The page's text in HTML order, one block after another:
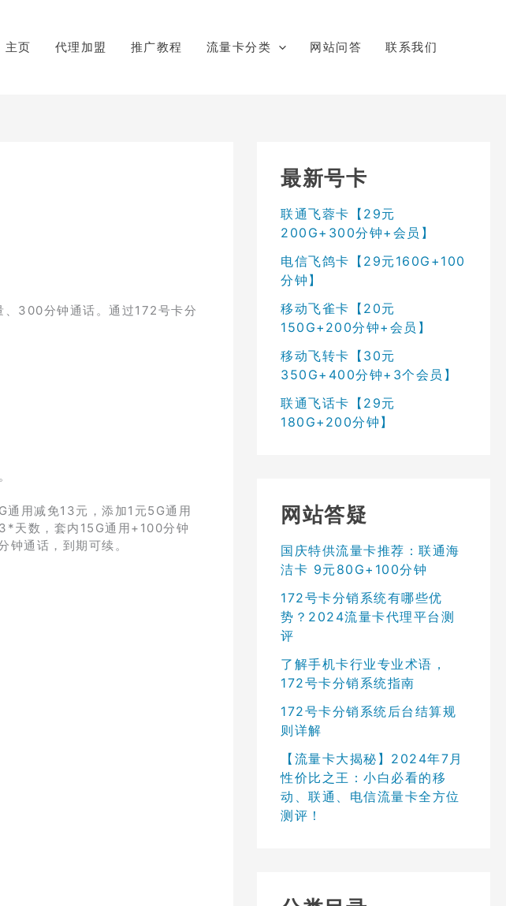
主页 代理加盟 推广教程 流量卡分类 网站问答 联系我们
300分钟通话。通过172号卡分
用减免13元，添加1元5G通用
天数，套内15G通用+100分钟
通话，到期可续。
最新号卡
联通飞蓉卡【29元
200G+300分钟+会员】
电信飞鸽卡【29元160G+100
分钟】
移动飞雀卡【20元
150G+200分钟+会员】
移动飞转卡【30元
350G+400分钟+3个会员】
联通飞话卡【29元
180G+200分钟】
网站答疑
国庆特供流量卡推荐：联通海
洁卡 9元80G+100分钟
172号卡分销系统有哪些优
势？2024流量卡代理平台测
评
了解手机卡行业专业术语，
172号卡分销系统指南
172号卡分销系统后台结算规
则详解
【流量卡大揭秘】2024年7月
性价比之王：小白必看的移
动、联通、电信流量卡全方位
测评！